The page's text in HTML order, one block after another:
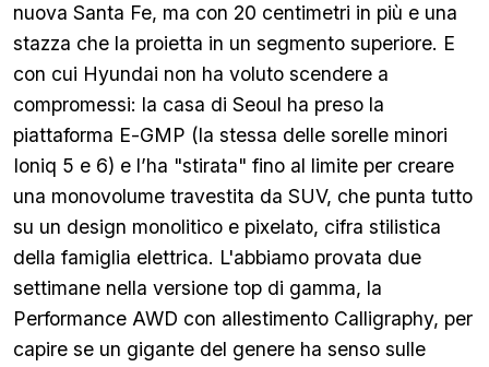
nuova Santa Fe, ma con 20 centimetri in più e una
stazza che la proietta in un segmento superiore. E
con cui Hyundai non ha voluto scendere a
compromessi: la casa di Seoul ha preso la
piattaforma E-GMP (la stessa delle sorelle minori
Ioniq 5 e 6) e l’ha "stirata" fino al limite per creare
una monovolume travestita da SUV, che punta tutto
su un design monolitico e pixelato, cifra stilistica
della famiglia elettrica. L'abbiamo provata due
settimane nella versione top di gamma, la
Performance AWD con allestimento Calligraphy, per
capire se un gigante del genere ha senso sulle